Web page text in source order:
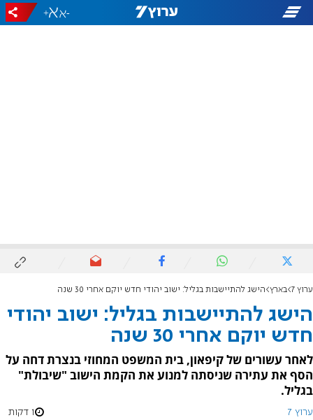
-
+
ערוץ 7 בארץ הישג להתיישבות בגליל: ישוב יהודי חדש יוקם אחרי 30 שנה
הישג להתיישבות בגליל: ישוב יהודי
חדש יוקם אחרי 30 שנה
לאחר עשורים של קיפאון, בית המשפט המחוזי בנצרת דחה על
הסף את עתירה שניסתה למנוע את הקמת הישוב "שיבולת"
בגליל.
ערוץ 7 1 דקות